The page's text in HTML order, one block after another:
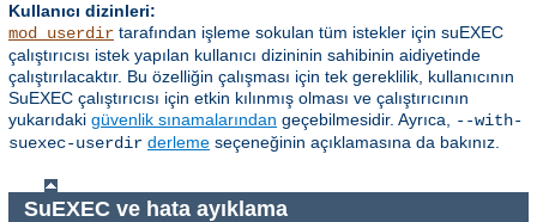
Kullanıcı dizinleri:
mod_userdir tarafından işleme sokulan tüm istekler için suEXEC
çalıştırıcısı istek yapılan kullanıcı dizininin sahibinin aidiyetinde
çalıştırılacaktır. Bu özelliğin çalışması için tek gereklilik, kullanıcının
SuEXEC çalıştırıcısı için etkin kılınmış olması ve çalıştırıcının
yukarıdaki güvenlik sınamalarından geçebilmesidir. Ayrıca, --with-
suexec-userdir derleme seçeneğinin açıklamasına da bakınız.
SuEXEC ve hata ayıklama